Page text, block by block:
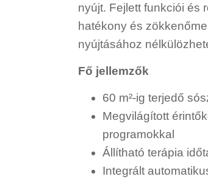
nyújt. Fejlett funkciói és
hatékony és
nyújtásához
Fő jellemzők
60 m²-ig terjedő
Megvilágított
programokkal
Állítható terápia
Integrált